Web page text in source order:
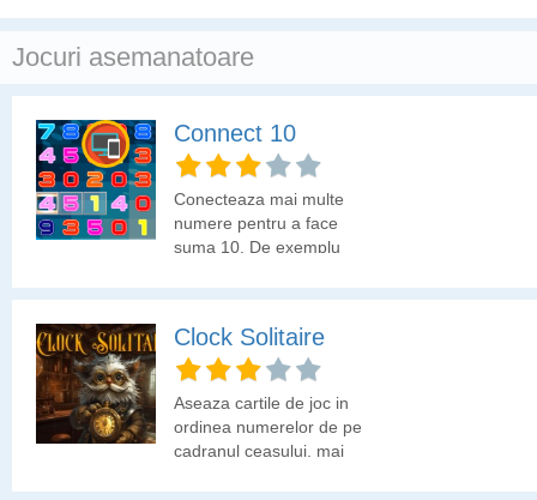
Jocuri asemanatoare
Connect 10
Conecteaza mai multe
numere pentru a face
suma 10. De exemplu
Clock Solitaire
Aseaza cartile de joc in
ordinea numerelor de pe
cadranul ceasului, mai